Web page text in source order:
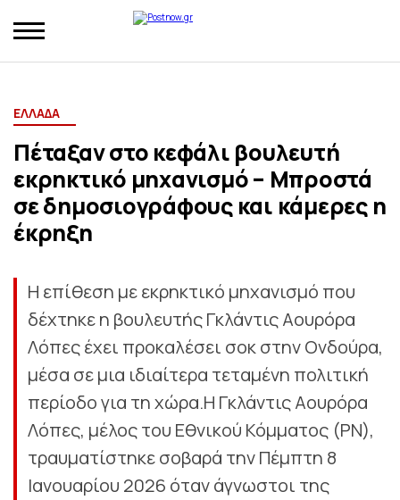
ΕΛΛΑΔΑ
Πέταξαν στο κεφάλι βουλευτή
εκρηκτικό μηχανισμό – Μπροστά
σε δημοσιογράφους και κάμερες η
έκρηξη
Η επίθεση με εκρηκτικό μηχανισμό που
δέχτηκε η βουλευτής Γκλάντις Αουρόρα
Λόπες έχει προκαλέσει σοκ στην Ονδούρα,
μέσα σε μια ιδιαίτερα τεταμένη πολιτική
περίοδο για τη χώρα.Η Γκλάντις Αουρόρα
Λόπες, μέλος του Εθνικού Κόμματος (PN),
τραυματίστηκε σοβαρά την Πέμπτη 8
Ιανουαρίου 2026 όταν άγνωστοι της